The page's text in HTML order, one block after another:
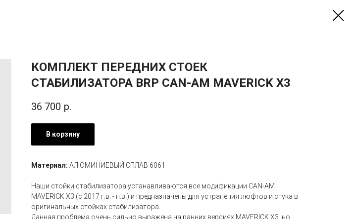
КОМПЛЕКТ ПЕРЕДНИХ СТОЕК
СТАБИЛИЗАТОРА BRP CAN-AM MAVERICK X3
36 700 р.
В корзину
Материал: АЛЮМИНИЕВЫЙ СПЛАВ 6061
Наши стойки стабилизатора устанавливаются все модификации CAN-AM
MAVERICK X3 (c 2017 г.в. - н.в.) и предназначены для устранения люфтов и стука в
оригинальных стойках стабилизатора.
Данная проблема очень сильно выражена на ранних версиях MAVERICK X3, но